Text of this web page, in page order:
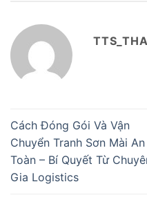
Cách Đóng Gói Và Vận
Chuyển Tranh Sơn Mài An
Toàn – Bí Quyết Từ
Gia Logistics